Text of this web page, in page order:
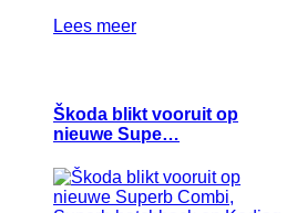
Lees meer
Škoda blikt vooruit op
nieuwe Supe…